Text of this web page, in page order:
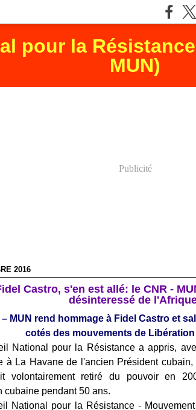
pour la
MUN)
Publicité
2016
Castro, s'en est allé: le CNR -
désinteressé de
– MUN rend hommage à Fidel Castro et
cotés des mouvements de
National pour la Résistance a appris,
à La Havane de l'ancien Président cubain,
volontairement retiré du pouvoir en
cubaine pendant 50 ans.
National pour la Résistance -